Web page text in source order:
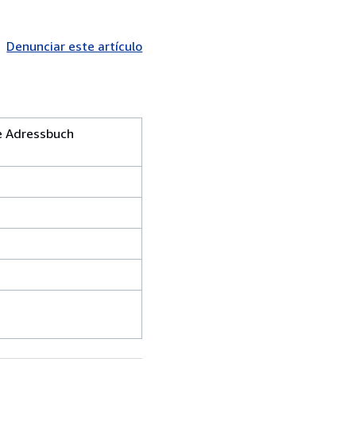
Denunciar este artículo
Adressbuch